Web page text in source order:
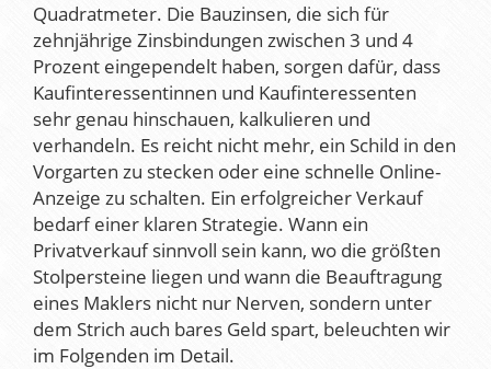
Quadratmeter. Die Bauzinsen, die sich für
zehnjährige Zinsbindungen zwischen 3 und 4
Prozent eingependelt haben, sorgen dafür, dass
Kaufinteressentinnen und Kaufinteressenten
sehr genau hinschauen, kalkulieren und
verhandeln. Es reicht nicht mehr, ein Schild in den
Vorgarten zu stecken oder eine schnelle Online-
Anzeige zu schalten. Ein erfolgreicher Verkauf
bedarf einer klaren Strategie. Wann ein
Privatverkauf sinnvoll sein kann, wo die größten
Stolpersteine liegen und wann die Beauftragung
eines Maklers nicht nur Nerven, sondern unter
dem Strich auch bares Geld spart, beleuchten wir
im Folgenden im Detail.